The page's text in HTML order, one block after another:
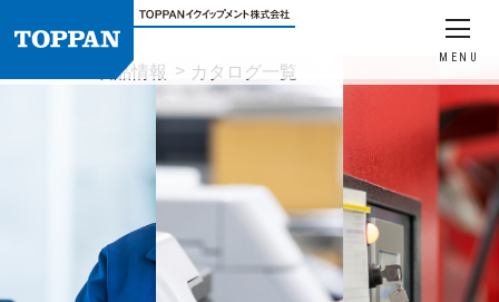
MENU
製品情報 カタログ一覧